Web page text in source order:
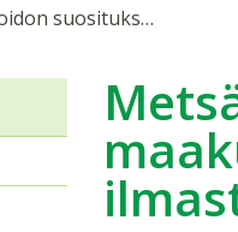
Metsänhoidon suositukset uudistumassa – maakunnista koottiin tarpeet ilmastokestävyyden lisäämiseksi